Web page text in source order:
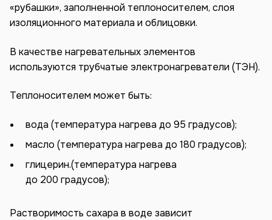
«рубашки», заполненной теплоносителем, слоя
изоляционного материала и облицовки.
В качестве нагревательных элементов
используются трубчатые электронагреватели (ТЭН).
Теплоносителем может быть:
вода (температура нагрева до 95 градусов);
масло (температура нагрева до 180 градусов);
глицерин.(температура нагрева
до 200 градусов);
Растворимость сахара в воде зависит